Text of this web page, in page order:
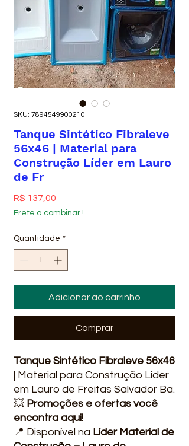
SKU: 7894549900210
Tanque Sintético Fibraleve
56x46 | Material para
Construção Líder em Lauro
de Fr
R$ 137,00
Frete a combinar !
Quantidade *
Adicionar ao carrinho
Comprar
Tanque Sintético Fibraleve 56x46
| Material para Construção Líder
em Lauro de Freitas Salvador Ba.
💥 Promoções e ofertas você
encontra aqui!
📍 Disponível na Líder Material de